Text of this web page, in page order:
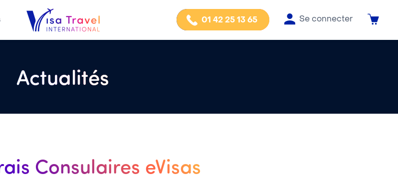
01 42 25 13 65 Se connecter
Actualités
Consulaires eVisas